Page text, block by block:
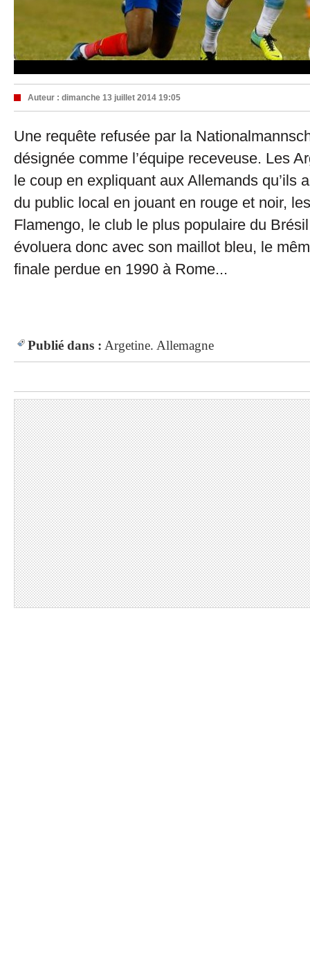
Auteur : dimanche 13 juillet 2014 19:05
Une requête refusée par la
désignée comme l’équipe receveuse. Les
le coup en expliquant aux Allemands qu’ils
du public local en jouant en rouge et noir,
Flamengo, le club le plus populaire du
évoluera donc avec son maillot bleu, le
finale perdue en 1990 à Rome...
Publié dans : Argetine. Allemagne